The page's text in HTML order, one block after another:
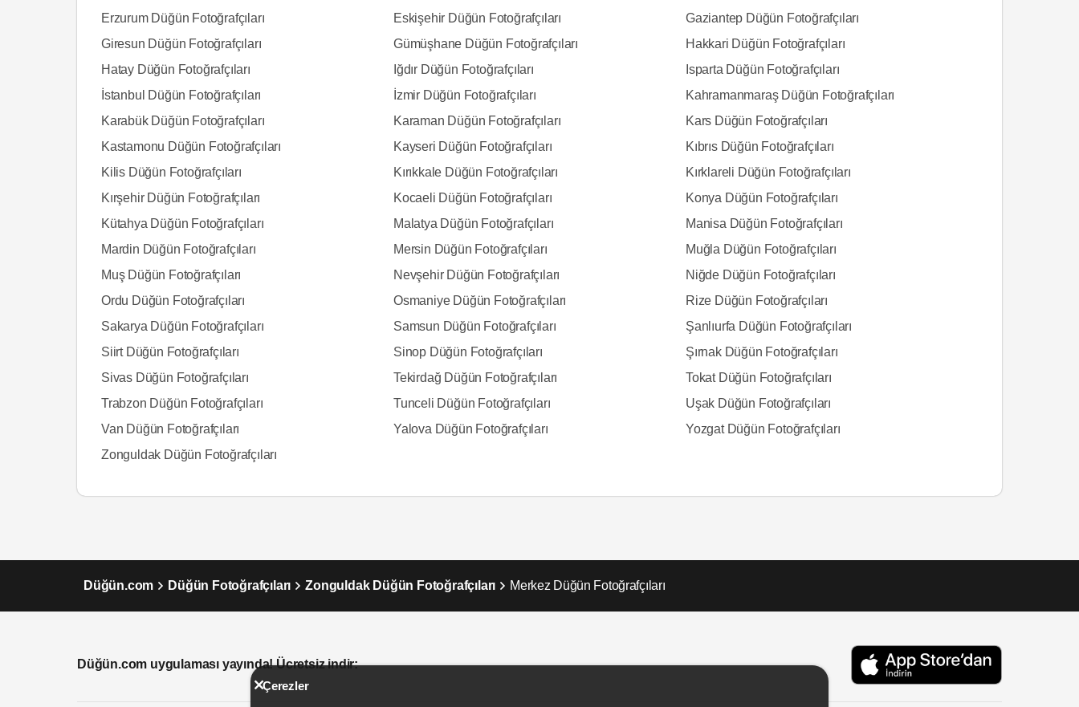
Erzurum Düğün Fotoğrafçıları
Eskişehir Düğün Fotoğrafçıları
Gaziantep Düğün Fotoğrafçıları
Giresun Düğün Fotoğrafçıları
Gümüşhane Düğün Fotoğrafçıları
Hakkari Düğün Fotoğrafçıları
Hatay Düğün Fotoğrafçıları
Iğdır Düğün Fotoğrafçıları
Isparta Düğün Fotoğrafçıları
İstanbul Düğün Fotoğrafçıları
İzmir Düğün Fotoğrafçıları
Kahramanmaraş Düğün Fotoğrafçıları
Karabük Düğün Fotoğrafçıları
Karaman Düğün Fotoğrafçıları
Kars Düğün Fotoğrafçıları
Kastamonu Düğün Fotoğrafçıları
Kayseri Düğün Fotoğrafçıları
Kıbrıs Düğün Fotoğrafçıları
Kilis Düğün Fotoğrafçıları
Kırıkkale Düğün Fotoğrafçıları
Kırklareli Düğün Fotoğrafçıları
Kırşehir Düğün Fotoğrafçıları
Kocaeli Düğün Fotoğrafçıları
Konya Düğün Fotoğrafçıları
Kütahya Düğün Fotoğrafçıları
Malatya Düğün Fotoğrafçıları
Manisa Düğün Fotoğrafçıları
Mardin Düğün Fotoğrafçıları
Mersin Düğün Fotoğrafçıları
Muğla Düğün Fotoğrafçıları
Muş Düğün Fotoğrafçıları
Nevşehir Düğün Fotoğrafçıları
Niğde Düğün Fotoğrafçıları
Ordu Düğün Fotoğrafçıları
Osmaniye Düğün Fotoğrafçıları
Rize Düğün Fotoğrafçıları
Sakarya Düğün Fotoğrafçıları
Samsun Düğün Fotoğrafçıları
Şanlıurfa Düğün Fotoğrafçıları
Siirt Düğün Fotoğrafçıları
Sinop Düğün Fotoğrafçıları
Şırnak Düğün Fotoğrafçıları
Sivas Düğün Fotoğrafçıları
Tekirdağ Düğün Fotoğrafçıları
Tokat Düğün Fotoğrafçıları
Trabzon Düğün Fotoğrafçıları
Tunceli Düğün Fotoğrafçıları
Uşak Düğün Fotoğrafçıları
Van Düğün Fotoğrafçıları
Yalova Düğün Fotoğrafçıları
Yozgat Düğün Fotoğrafçıları
Zonguldak Düğün Fotoğrafçıları
Düğün.com Düğün Fotoğrafçıları Zonguldak Düğün Fotoğrafçıları Merkez Düğün Fotoğrafçıları
Düğün.com uygulaması yayında! Ücretsiz indir:
Çerezler